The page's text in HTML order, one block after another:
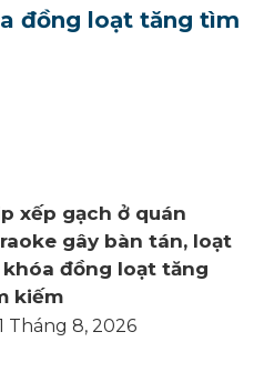
đồng loạt tăng tìm
xếp gạch ở quán
gây bàn tán, loạt
đồng loạt tăng
kiếm
Tháng 8, 2026